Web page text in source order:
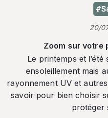
20/
Zoom sur votre
Le printemps et
ensoleillement mais
rayonnement UV et
savoir pour bien choisir
protéger